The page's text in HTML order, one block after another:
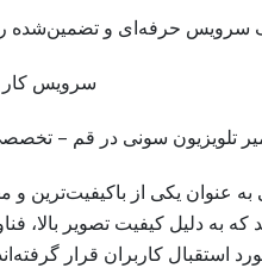
سرویس حرفه‌ای و تضمین‌شده را
سرویس کار
تلویزیون سونی در قم –
عنوان یکی از باکیفیت‌ترین و
که به دلیل کیفیت تصویر بالا،
استقبال کاربران قرار